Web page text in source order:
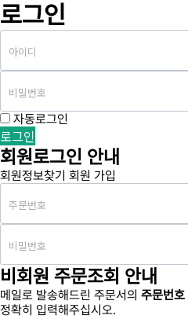
로그인
자동로그인
회원로그인 안내
회원정보찾기 회원 가입
비회원 주문조회 안내
메일로 발송해드린 주문서의 주문번호
정확히 입력해주십시오.